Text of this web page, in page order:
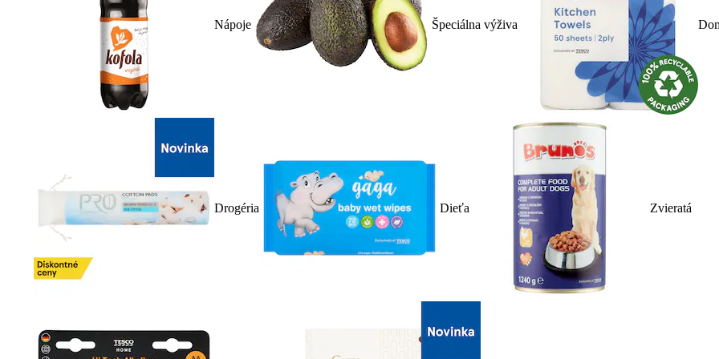
Nápoje Špeciálna výživa
Drogéria Dieťa Zvieratá